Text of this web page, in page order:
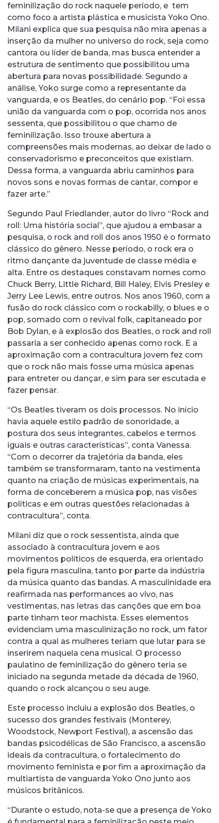
feminilização do rock naquele período, e tem
como foco a artista plástica e musicista Yoko Ono.
Milani explica que sua pesquisa não mira apenas a
inserção da mulher no universo do rock, seja como
cantora ou líder de banda, mas busca entender a
estrutura de sentimento que possibilitou uma
abertura para novas possibilidade. Segundo a
análise, Yoko surge como a representante da
vanguarda, e os Beatles, do cenário pop. “Foi essa
união da vanguarda com o pop, ocorrida nos anos
sessenta, que possibilitou o que chamo de
feminilização. Isso trouxe abertura a
compreensões mais modernas, ao deixar de lado o
conservadorismo e preconceitos que existiam.
Dessa forma, a vanguarda abriu caminhos para
novos sons e novas formas de cantar, compor e
fazer arte.”
Segundo Paul Friedlander, autor do livro “Rock and
roll: Uma história social”, que ajudou a embasar a
pesquisa, o rock and roll dos anos 1950 é o formato
clássico do gênero. Nesse período, o rock era o
ritmo dançante da juventude de classe média e
alta. Entre os destaques constavam nomes como
Chuck Berry, Little Richard, Bill Haley, Elvis Presley e
Jerry Lee Lewis, entre outros. Nos anos 1960, com a
fusão do rock clássico com o rockabilly, o blues e o
pop, somado com o revival folk, capitaneado por
Bob Dylan, e à explosão dos Beatles, o rock and roll
passaria a ser conhecido apenas como rock. E a
aproximação com a contracultura jovem fez com
que o rock não mais fosse uma música apenas
para entreter ou dançar, e sim para ser escutada e
fazer pensar.
“Os Beatles tiveram os dois processos. No início
havia aquele estilo padrão de sonoridade, a
postura dos seus integrantes, cabelos e termos
iguais e outras características”, conta Vanessa.
“Com o decorrer da trajetória da banda, eles
também se transformaram, tanto na vestimenta
quanto na criação de músicas experimentais, na
forma de conceberem a música pop, nas visões
políticas e em outras questões relacionadas à
contracultura”, conta.
Milani diz que o rock sessentista, ainda que
associado à contracultura jovem e aos
movimentos políticos de esquerda, era orientado
pela figura masculina, tanto por parte da indústria
da música quanto das bandas. A masculinidade era
reafirmada nas performances ao vivo, nas
vestimentas, nas letras das canções que em boa
parte tinham teor machista. Esses elementos
evidenciam uma masculinização no rock, um fator
contra a qual as mulheres teriam que lutar para se
inserirem naquela cena musical. O processo
paulatino de feminilização do gênero teria se
iniciado na segunda metade da década de 1960,
quando o rock alcançou o seu auge.
Este processo incluiu a explosão dos Beatles, o
sucesso dos grandes festivais (Monterey,
Woodstock, Newport Festival), a ascensão das
bandas psicodélicas de São Francisco, a ascensão
ideais da contracultura, o fortalecimento do
movimento feminista e por fim a aproximação da
multiartista de vanguarda Yoko Ono junto aos
músicos britânicos.
“Durante o estudo, nota-se que a presença de Yoko